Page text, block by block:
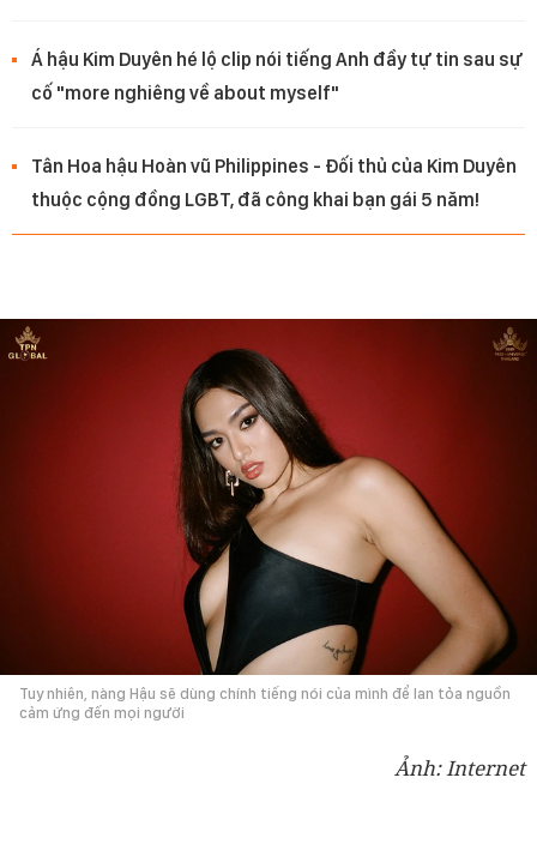
Á hậu Kim Duyên hé lộ clip nói tiếng Anh đầy tự tin sau sự
cố "more nghiêng về about myself"
Tân Hoa hậu Hoàn vũ Philippines - Đối thủ của Kim Duyên
thuộc cộng đồng LGBT, đã công khai bạn gái 5 năm!
Tuy nhiên, nàng Hậu sẽ dùng chính tiếng nói của mình để lan tỏa nguồn
cảm ứng đến mọi người
Ảnh: Internet